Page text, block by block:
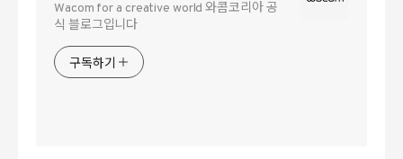
Wacom for a creative world 와콤코리아 공
식 블로그입니다
구독하기